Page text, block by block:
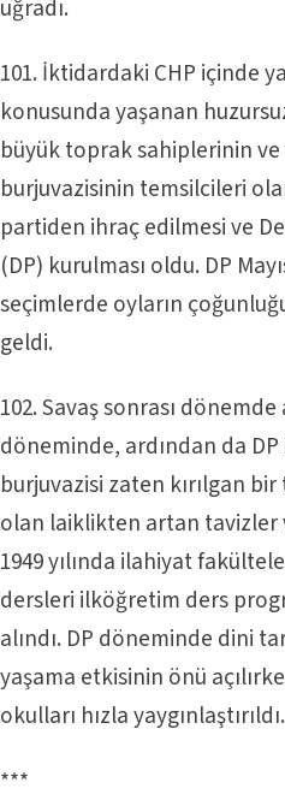
uğradı.
101. İktidardaki CHP içinde
konusunda yaşanan
büyük toprak sahiplerinin
burjuvazisinin temsilcileri
partiden ihraç edilmesi ve
(DP) kurulması oldu. DP
seçimlerde oyların
geldi.
102. Savaş sonrası dönemde
döneminde, ardından da
burjuvazisi zaten kırılgan
olan laiklikten artan tavizler
1949 yılında ilahiyat
dersleri ilköğretim ders
alındı. DP döneminde dini
yaşama etkisinin önü
okulları hızla yaygınlaştırıldı.
***